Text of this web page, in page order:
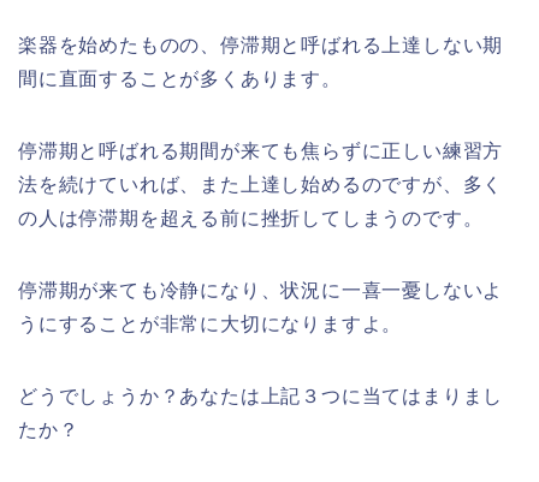
楽器を始めたものの、停滞期と呼ばれる上達しない期
間に直面することが多くあります。
停滞期と呼ばれる期間が来ても焦らずに正しい練習方
法を続けていれば、また上達し始めるのですが、多く
の人は停滞期を超える前に挫折してしまうのです。
停滞期が来ても冷静になり、状況に一喜一憂しないよ
うにすることが非常に大切になりますよ。
どうでしょうか？あなたは上記３つに当てはまりまし
たか？